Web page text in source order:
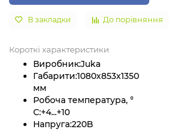
В закладки До порівняння
Короткі характеристики
Виробник:Juka
Габарити:1080х853х1350
мм
Робоча температура, °
С:+4...+10
Напруга:220B